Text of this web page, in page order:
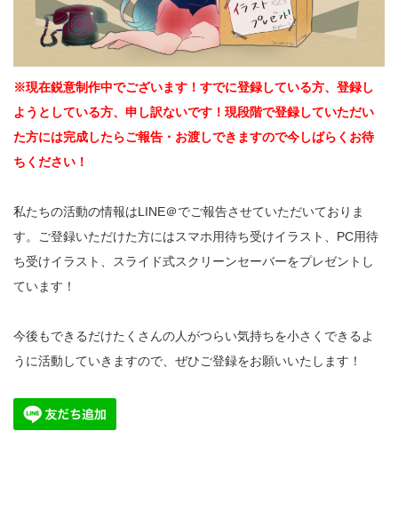
※現在鋭意制作中でございます！すでに登録している方、登録し
ようとしている方、申し訳ないです！現段階で登録していただい
た方には完成したらご報告・お渡しできますので今しばらくお待
ちください！
私たちの活動の情報はLINE＠でご報告させていただいておりま
す。ご登録いただけた方にはスマホ用待ち受けイラスト、PC用待
ち受けイラスト、スライド式スクリーンセーバーをプレゼントし
ています！
今後もできるだけたくさんの人がつらい気持ちを小さくできるよ
うに活動していきますので、ぜひご登録をお願いいたします！